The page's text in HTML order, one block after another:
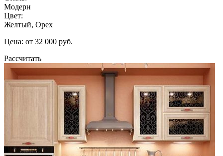
Модерн
Цвет:
Желтый, Орех
Цена: от 32 000 руб.
Рассчитать